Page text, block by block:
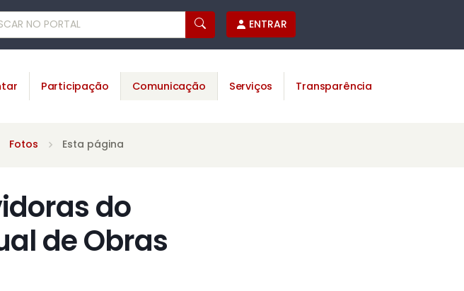
ENTRAR
Participação Comunicação Serviços Transparência
Fotos Esta página
do
de Obras